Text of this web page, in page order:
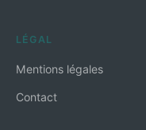
LÉGAL
Mentions légales
Contact